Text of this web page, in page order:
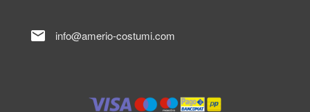
mail info@amerio-costumi.com